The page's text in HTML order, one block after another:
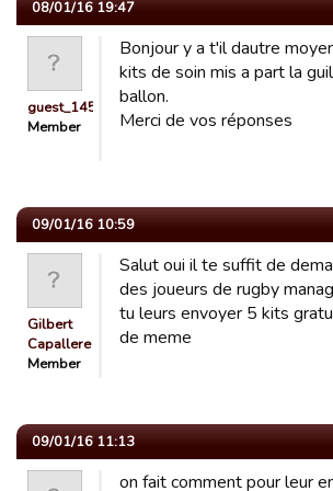
08/01/16 19:47
guest_1451141579292
Member
Bonjour y a t'il dautre
kits de soin mis a part la
ballon.
Merci de vos réponses
09/01/16 10:59
Gilbert
Capallere
Member
Salut oui il te suffit de
des joueurs de rugby
tu leurs envoyer 5 kits
de meme
09/01/16 11:13
on fait comment pour leur